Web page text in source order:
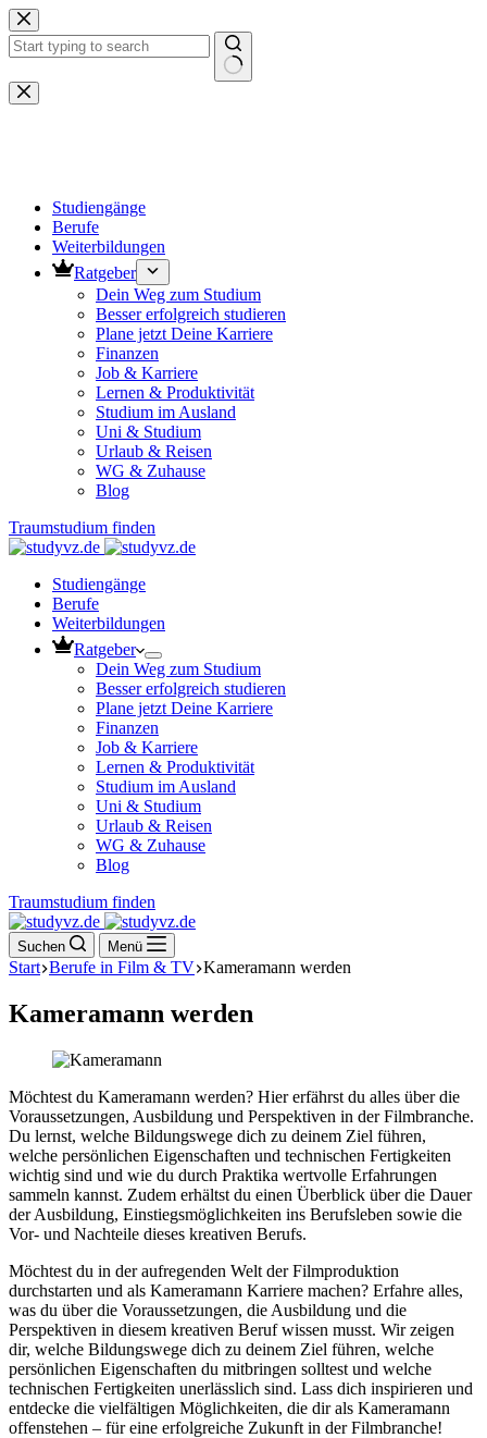
Zum
Inhalt
springen
Keine
Ergebnisse
Studiengänge
Berufe
Weiterbildungen
Ratgeber
Dein Weg zum Studium
Besser erfolgreich studieren
Plane jetzt Deine Karriere
Finanzen
Job & Karriere
Lernen & Produktivität
Studium im Ausland
Uni & Studium
Urlaub & Reisen
WG & Zuhause
Blog
Traumstudium finden
Studiengänge
Berufe
Weiterbildungen
Ratgeber
Dein Weg zum Studium
Besser erfolgreich studieren
Plane jetzt Deine Karriere
Finanzen
Job & Karriere
Lernen & Produktivität
Studium im Ausland
Uni & Studium
Urlaub & Reisen
WG & Zuhause
Blog
Traumstudium finden
Suchen Menü
Start Berufe in Film & TV Kameramann werden
Kameramann werden
Möchtest du Kameramann werden? Hier erfährst du alles über die
Voraussetzungen, Ausbildung und Perspektiven in der Filmbranche.
Du lernst, welche Bildungswege dich zu deinem Ziel führen,
welche persönlichen Eigenschaften und technischen Fertigkeiten
wichtig sind und wie du durch Praktika wertvolle Erfahrungen
sammeln kannst. Zudem erhältst du einen Überblick über die Dauer
der Ausbildung, Einstiegsmöglichkeiten ins Berufsleben sowie die
Vor- und Nachteile dieses kreativen Berufs.
Möchtest du in der aufregenden Welt der Filmproduktion
durchstarten und als Kameramann Karriere machen? Erfahre alles,
was du über die Voraussetzungen, die Ausbildung und die
Perspektiven in diesem kreativen Beruf wissen musst. Wir zeigen
dir, welche Bildungswege dich zu deinem Ziel führen, welche
persönlichen Eigenschaften du mitbringen solltest und welche
technischen Fertigkeiten unerlässlich sind. Lass dich inspirieren und
entdecke die vielfältigen Möglichkeiten, die dir als Kameramann
offenstehen – für eine erfolgreiche Zukunft in der Filmbranche!